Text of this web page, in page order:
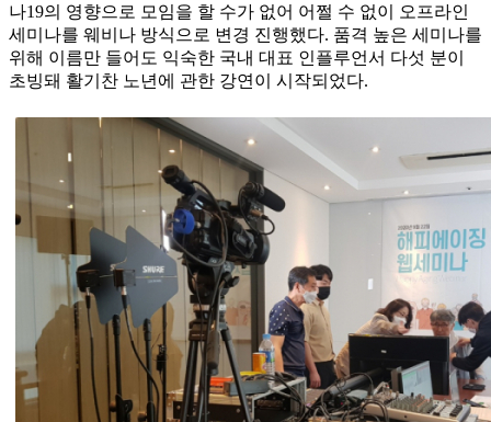
나19의 영향으로 모임을 할 수가 없어 어쩔 수 없이 오프라인
세미나를 웨비나 방식으로 변경 진행했다. 품격 높은 세미나를
위해 이름만 들어도 익숙한 국내 대표 인플루언서 다섯 분이
초빙돼 활기찬 노년에 관한 강연이 시작되었다.